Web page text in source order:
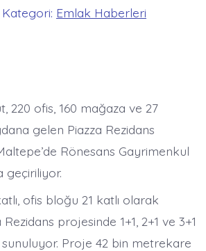
Kategori: Emlak Haberleri
220 ofis, 160 mağaza ve 27
gelen Piazza Rezidans
Rönesans Gayrimenkul
geçiriliyor.
ofis bloğu 21 katlı olarak
projesinde 1+1, 2+1 ve 3+1
Proje 42 bin metrekare